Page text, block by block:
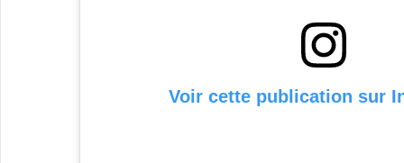
Voir cette publication sur